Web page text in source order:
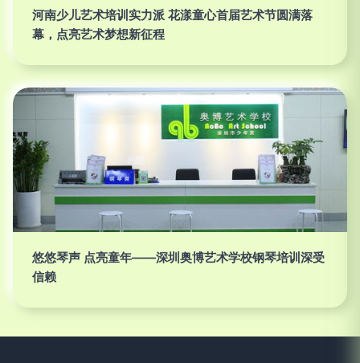
河南少儿艺术培训实力派 花漾童心首届艺术节圆满落
幕，点亮艺术梦想新征程
悠悠琴声 点亮童年——深圳奥博艺术学校钢琴培训深受
信赖